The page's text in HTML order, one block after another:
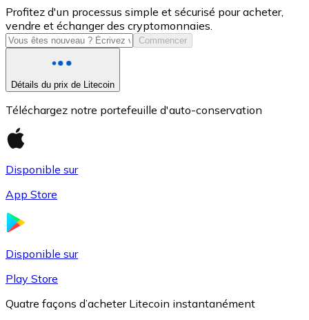
USD Coin
USDC
Profitez d'un processus simple et sécurisé pour acheter,
vendre et échanger des cryptomonnaies.
Commencer
Détails du prix de Litecoin
Téléchargez notre portefeuille d'auto-conservation
Disponible sur
App Store
Disponible sur
Play Store
Quatre façons d’acheter Litecoin instantanément